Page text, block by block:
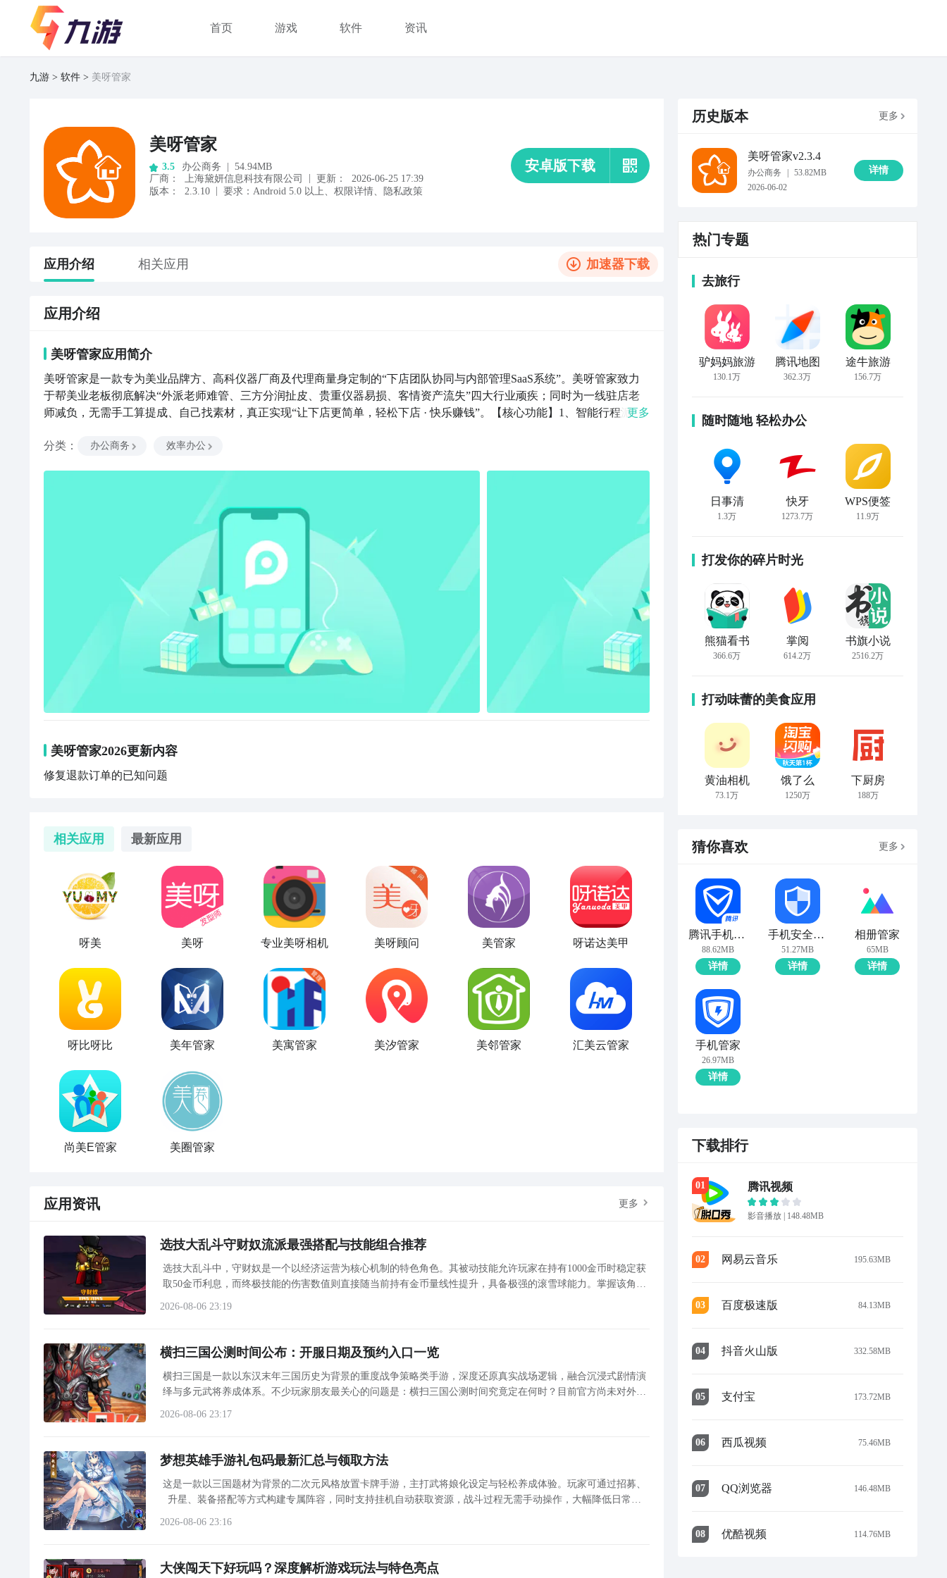
首页 游戏 软件 资讯
九游 软件 美呀管家
美呀管家
3.5 办公商务
54.94MB
厂商 ： 上海黛妍信息科技有限公司 更新：
2026-06-25 17:39
版本：
2.3.10 要求： Android 5.0 以上、 权限详情、 隐私政策
安卓版下载
应用介绍 相关应用 加速器下载
应用介绍
美呀管家应用简介
美呀管家是一款专为美业品牌方、高科仪器厂商及代理商量身定制的“下店团队协同与内部管理SaaS系统”。美呀管家致力
于帮美业老板彻底解决“外派老师难管、三方分润扯皮、贵重仪器易损、客情资产流失”四大行业顽疾；同时为一线驻店老
师减负，无需手工算提成、自己找素材，真正实现“让下店更简单，轻松下店 · 快乐赚钱”。【核心功能】1、智能行程派
机器、目标业绩是多少，一目了然。2、业财一体管控，手工费自动算差旅报销必须与系统行程强制绑定，杜绝虚报；系统
键即可将朋友圈文案、短视频、拓客海报转发给客户，人人皆是营销特种兵。5、实战复盘与下沉客情留存取消形式主义的
考试，通过“每日打卡与复盘”追踪新兵成长。老师下店操作的所有终端客户档案永久保存在公司系统内，员工离职带不走
客户。流水的下店老师，铁打的美呀管家！
更多
分类 ： 办公商务 效率办公
美呀管家2026更新内容
修复退款订单的已知问题
相关应用 最新应用
呀美 美呀 专业美呀相机 美呀顾问 美管家 呀诺达美甲
呀比呀比 美年管家 美寓管家 美汐管家 美邻管家 汇美云管家
尚美E管家 美圈管家
应用资讯 更多
选技大乱斗守财奴流派最强搭配与技能组合推荐
选技大乱斗中，守财奴是一个以经济运营为核心机制的特色角色。其被动技能允许玩家在持有1000金币时稳定获
取50金币利息，而终极技能的伤害数值则直接随当前持有金币量线性提升，具备极强的滚雪球能力。掌握该角色
2026-08-06 23:19
横扫三国公测时间公布：开服日期及预约入口一览
横扫三国是一款以东汉末年三国历史为背景的重度战争策略类手游，深度还原真实战场逻辑，融合沉浸式剧情演
绎与多元武将养成体系。不少玩家朋友最关心的问题是：横扫三国公测时间究竟定在何时？目前官方尚未对外公
2026-08-06 23:17
梦想英雄手游礼包码最新汇总与领取方法
这是一款以三国题材为背景的二次元风格放置卡牌手游，主打武将娘化设定与轻松养成体验。玩家可通过招募、
升星、装备搭配等方式构建专属阵容，同时支持挂机自动获取资源，战斗过程无需手动操作，大幅降低日常负
2026-08-06 23:16
大侠闯天下好玩吗？深度解析游戏玩法与特色亮点
历史版本 更多
美呀管家v2.3.4
办公商务
53.82MB
2026-06-02
详情
热门专题
去旅行
驴妈妈旅游
130.1万
腾讯地图
362.3万
途牛旅游
156.7万
随时随地 轻松办公
日事清
1.3万
快牙
1273.7万
WPS便签
11.9万
打发你的碎片时光
熊猫看书
366.6万
掌阅
614.2万
书旗小说
2516.2万
打动味蕾的美食应用
黄油相机
73.1万
饿了么
1250万
下厨房
188万
猜你喜欢 更多
腾讯手机管家
88.62MB
详情
手机安全管家
51.27MB
详情
相册管家
65MB
详情
手机管家
26.97MB
详情
下载排行
01 腾讯视频
影音播放 | 148.48MB
02 网易云音乐 195.63MB
03 百度极速版 84.13MB
04 抖音火山版 332.58MB
05 支付宝 173.72MB
06 西瓜视频 75.46MB
07 QQ浏览器 146.48MB
08 优酷视频 114.76MB